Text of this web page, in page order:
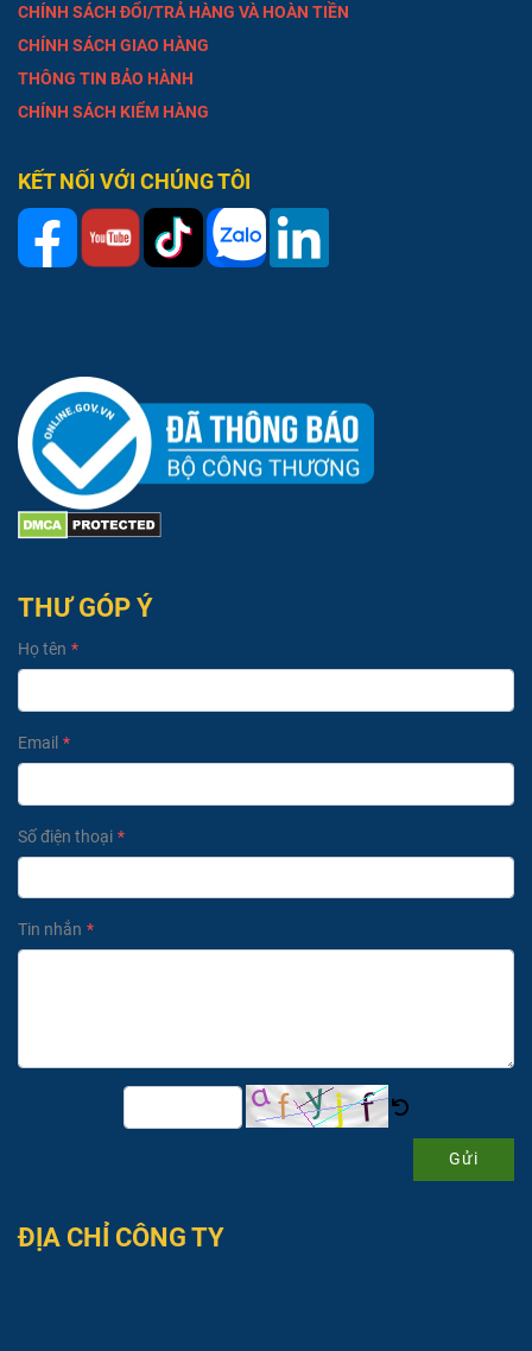
CHÍNH SÁCH ĐỔI/TRẢ HÀNG VÀ HOÀN TIỀN
CHÍNH SÁCH GIAO HÀNG
THÔNG TIN BẢO HÀNH
CHÍNH SÁCH KIỂM HÀNG
KẾT NỐI VỚI CHÚNG TÔI
THƯ GÓP Ý
Họ tên
Email
Số điện thoại
Tin nhắn
Gửi
ĐỊA CHỈ CÔNG TY